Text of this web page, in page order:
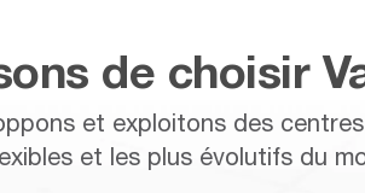
de choisir
et exploitons des
et les plus évolutifs du